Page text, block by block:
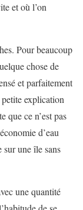
et où l’on
Pour beaucoup
chose de
et parfaitement
explication
que ce n’est pas
d’eau
sur une île sans
une quantité